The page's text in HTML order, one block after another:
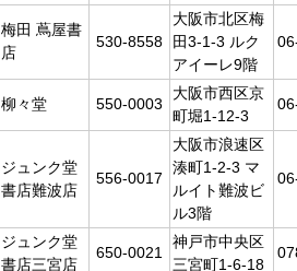
梅田 蔦屋書
店
530-8558
大阪市北区梅
田3-1-3 ルク
アイーレ9階
柳々堂 550-0003
大阪市西区京
町堀1-12-3
ジュンク堂
書店難波店
556-0017
大阪市浪速区
湊町1-2-3 マ
ルイト難波ビ
ル3階
ジュンク堂
書店三宮店
650-0021
神戸市中央区
三宮町1-6-18